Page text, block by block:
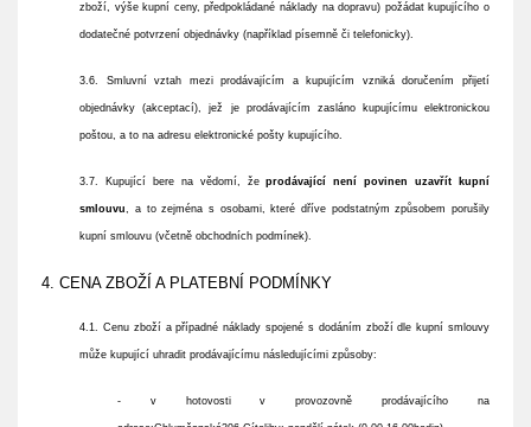
zboží, výše kupní ceny, předpokládané náklady na dopravu) požádat kupujícího o
dodatečné potvrzení objednávky (například písemně či telefonicky).
3.6. Smluvní vztah mezi prodávajícím a kupujícím vzniká doručením přijetí
objednávky (akceptací), jež je prodávajícím zasláno kupujícímu elektronickou
poštou, a to na adresu elektronické pošty kupujícího.
3.7. Kupující bere na vědomí, žeprodávající není povinen uzavřít kupní
smlouvu, a to zejména s osobami, které dříve podstatným způsobem porušily
kupní smlouvu (včetně obchodních podmínek).
4. CENA ZBOŽÍ A PLATEBNÍ PODMÍNKY
4.1. Cenu zboží a případné náklady spojené s dodáním zboží dle kupní smlouvy
může kupující uhradit prodávajícímu následujícími způsoby:
- v hotovosti v provozovně prodávajícího na